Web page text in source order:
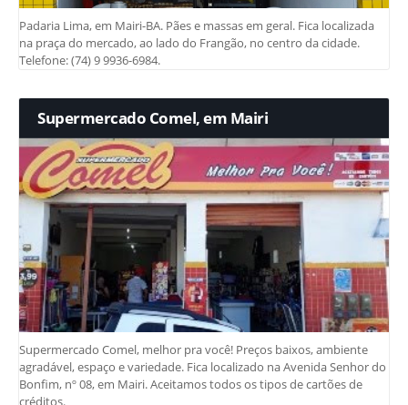
Padaria Lima, em Mairi-BA. Pães e massas em geral. Fica localizada
na praça do mercado, ao lado do Frangão, no centro da cidade.
Telefone: (74) 9 9936-6984.
Supermercado Comel, em Mairi
Supermercado Comel, melhor pra você! Preços baixos, ambiente
agradável, espaço e variedade. Fica localizado na Avenida Senhor do
Bonfim, nº 08, em Mairi. Aceitamos todos os tipos de cartões de
créditos.